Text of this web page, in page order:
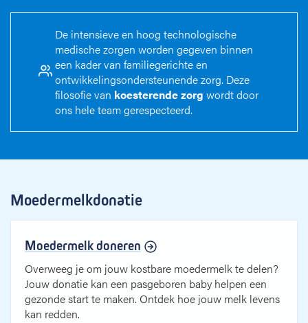
De intensieve en hoog technologische
medische zorgen worden gegeven binnen
een kader van familiegerichte en
ontwikkelingsondersteunende zorg. Deze
filosofie van koesterende zorg wordt door
ons hele team gerespecteerd.
Moedermelkdonatie
Moedermelk doneren
Overweeg je om jouw kostbare moedermelk te delen?
Jouw donatie kan een pasgeboren baby helpen een
gezonde start te maken. Ontdek hoe jouw melk levens
kan redden.